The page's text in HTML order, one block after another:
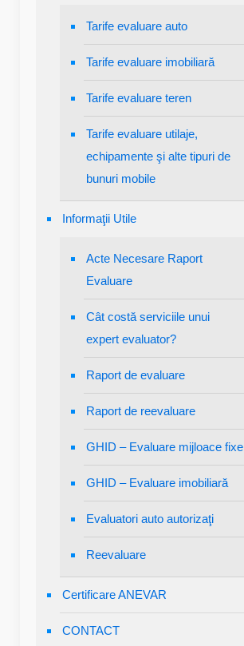
Tarife evaluare auto
Tarife evaluare imobiliară
Tarife evaluare teren
Tarife evaluare utilaje,
echipamente şi alte tipuri de
bunuri mobile
Informaţii Utile
Acte Necesare Raport
Evaluare
Cât costă serviciile unui
expert evaluator?
Raport de evaluare
Raport de reevaluare
GHID – Evaluare mijloace fixe
GHID – Evaluare imobiliară
Evaluatori auto autorizaţi
Reevaluare
Certificare ANEVAR
CONTACT